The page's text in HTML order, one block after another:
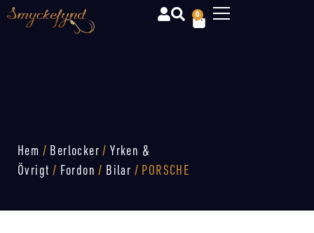
0
Hem / Berlocker /Yrken &
Övrigt / Fordon / Bilar / PORSCHE